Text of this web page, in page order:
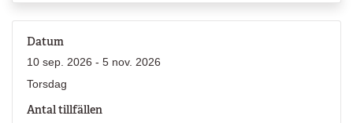
Datum
10 sep. 2026 - 5 nov. 2026
Torsdag
Antal tillfällen